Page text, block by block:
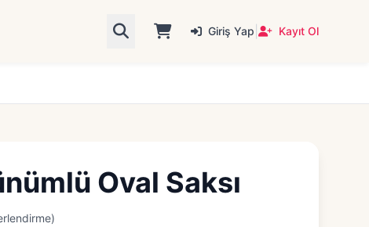
Giriş Yap Kayıt Ol
Oval Saksı